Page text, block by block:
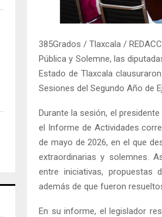
385Grados / Tlaxcala /
Pública y Solemne, las
Estado de Tlaxcala
Sesiones del Segundo Año de
Durante la sesión, el
el Informe de Actividades
de mayo de 2026, en el que
extraordinarias y solemnes.
entre iniciativas, propuestas
además de que fueron
En su informe, el legislador